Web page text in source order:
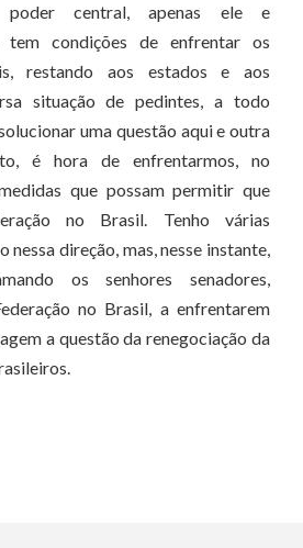
central, apenas ele e
tem condições de enfrentar os
restando aos estados e aos
situação de pedintes, a todo
uma questão aqui e outra
é hora de enfrentarmos, no
que possam permitir que
no Brasil. Tenho várias
direção, mas, nesse instante,
os senhores senadores,
no Brasil, a enfrentarem
a questão da renegociação da